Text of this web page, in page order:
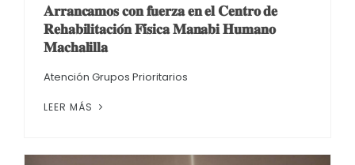
𝐀𝐫𝐫𝐚𝐧𝐜𝐚𝐦𝐨𝐬 𝐜𝐨𝐧 𝐟𝐮𝐞𝐫𝐳𝐚 𝐞𝐧 𝐞𝐥 𝐂𝐞𝐧𝐭𝐫𝐨 𝐝𝐞
𝐑𝐞𝐡𝐚𝐛𝐢𝐥𝐢𝐭𝐚𝐜𝐢𝐨́𝐧 𝐅𝐢́𝐬𝐢𝐜𝐚 𝐌𝐚𝐧𝐚𝐛𝐢 𝐇𝐮𝐦𝐚𝐧𝐨
𝐌𝐚𝐜𝐡𝐚𝐥𝐢𝐥𝐥𝐚
Atención Grupos Prioritarios
LEER MÁS